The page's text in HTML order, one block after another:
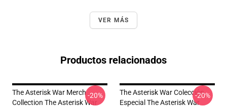
VER MÁS
Productos relacionados
The Asterisk War Merch
Collection The Asterisk War
-20%
The Asterisk War Colección
Especial The Asterisk War
-20%